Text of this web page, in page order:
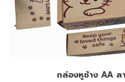
กล่องหูช้าง AA ล